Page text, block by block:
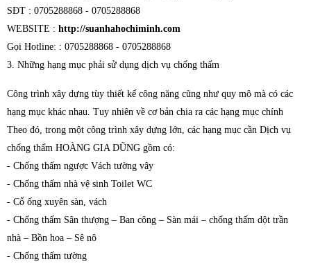
SĐT : 0705288868 - 0705288868
WEBSITE : http://suanhahochiminh.com
Gọi Hotline: : 0705288868 - 0705288868
3. Những hạng mục phải sử dụng dịch vụ chống thấm
Công trình xây dựng tùy thiết kế công năng cũng như quy mô mà có các
hạng mục khác nhau. Tuy nhiên về cơ bản chia ra các hạng mục chính
Theo đó, trong một công trình xây dựng lớn, các hạng mục cần Dịch vụ
chống thấm HOÀNG GIA DŨNG gồm có:
- Chống thấm ngược Vách tường vây
- Chống thấm nhà vệ sinh Toilet WC
- Cổ ống xuyên sàn, vách
- Chống thấm Sân thượng – Ban công – Sàn mái – chống thấm dột trần
nhà – Bồn hoa – Sê nô
- Chống thấm tường